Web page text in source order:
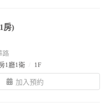
房)
路
1廳1衛 1F